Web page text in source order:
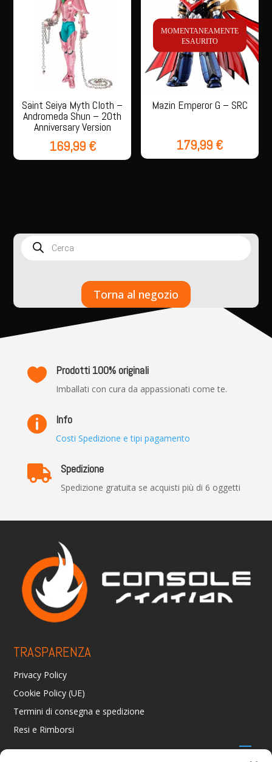
Saint Seiya Myth Cloth –
Andromeda Shun – 20th
Anniversary Version
169,99 €
MOMENTANEAMENTE
ESAURITO
Mazin Emperor G – SRC
179,99 €
search
Torna al negozio
 Prodotti 100% originali
Imballati con cura da appassionati come te.
 Info
Costi Spedizione e tipi pagamento
 Spedizione
Spedizione gratuita se acquisti più di 6 oggetti
TRASPARENZA
Privacy Policy
Cookie Policy (UE)
Termini di consegna e spedizione
Resi e Rimborsi